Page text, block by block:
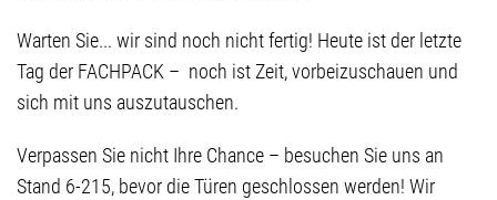
Warten Sie... wir sind noch nicht fertig! Heute ist der letzte
Tag der FACHPACK – noch ist Zeit, vorbeizuschauen und
sich mit uns auszutauschen.
Verpassen Sie nicht Ihre Chance – besuchen Sie uns an
Stand 6-215, bevor die Türen geschlossen werden! Wir